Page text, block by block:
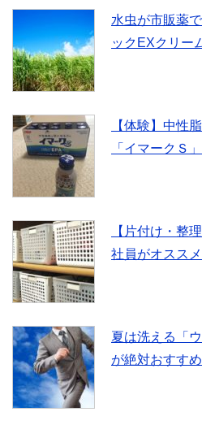
水虫が市販薬
ックEXクリー
【体験】中性
「イマークＳ
【片付け・整
社員がオスス
夏は洗える「
が絶対おすす